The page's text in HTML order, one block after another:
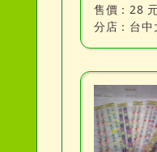
售價： 28
分店： 台中